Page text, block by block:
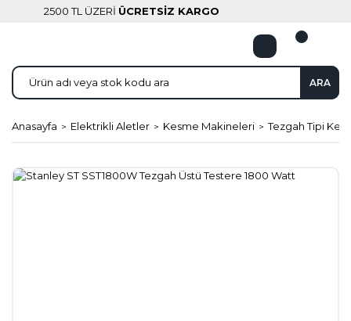
2500 TL ÜZERİ ÜCRETSİZ KARGO
ARA
Anasayfa Elektrikli Aletler Kesme Makineleri Tezgah Tipi